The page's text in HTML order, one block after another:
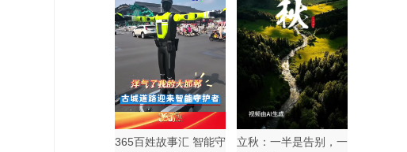
365百姓故事汇 智能守
立秋：一半是告别，一